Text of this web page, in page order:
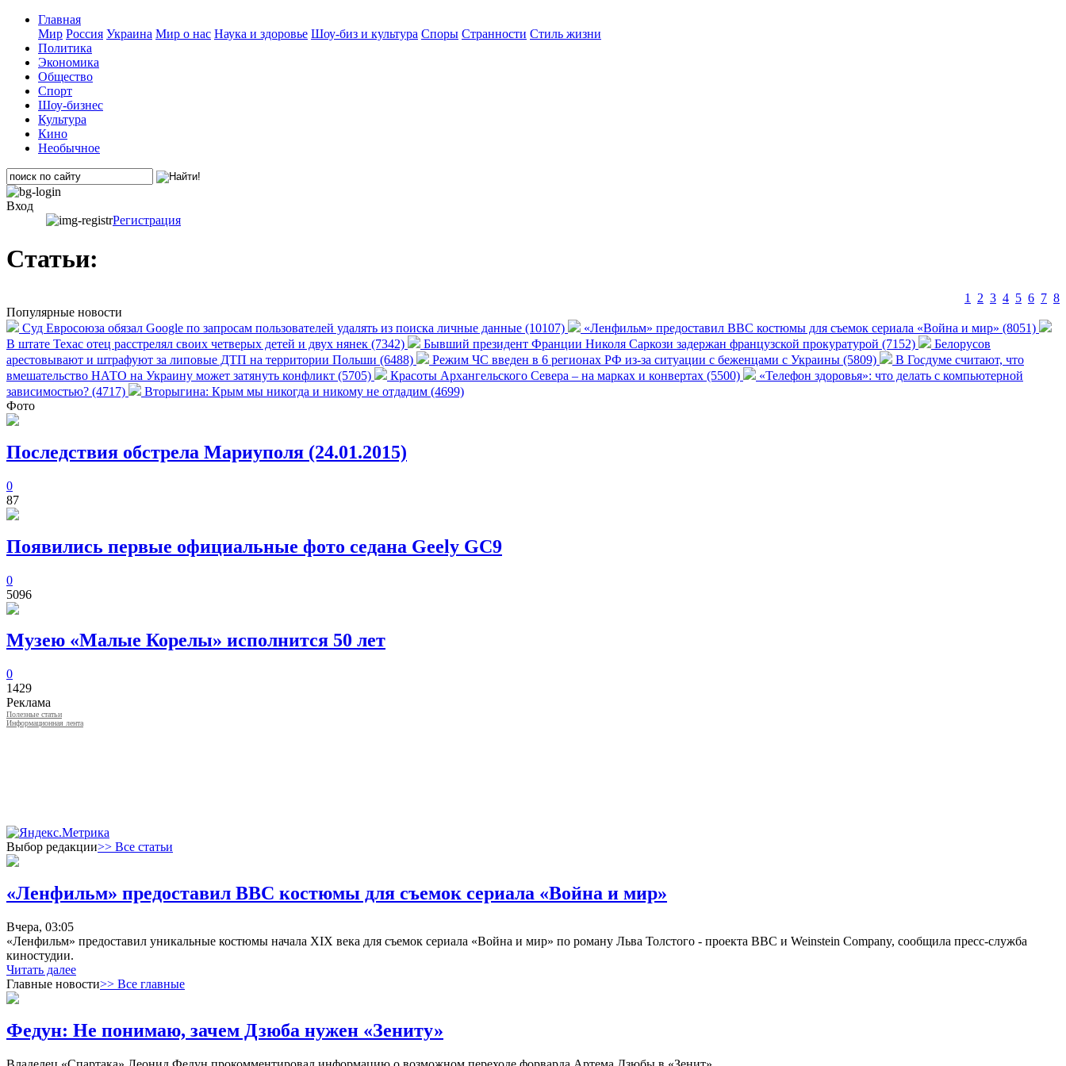
Главная
Мир Россия Украина Мир о нас Наука и здоровье Шоу-биз и культура Споры Странности Стиль жизни
Политика
Экономика
Общество
Спорт
Шоу-бизнес
Культура
Кино
Необычное
Вход
Регистрация
Статьи:
1 2 3 4 5 6 7 8
Популярные новости
Суд Евросоюза обязал Google по запросам пользователей удалять из поиска личные данные (10107)
«Ленфильм» предоставил ВВС костюмы для съемок сериала «Война и мир» (8051)
В штате Техас отец расстрелял своих четверых детей и двух нянек (7342)
Бывший президент Франции Николя Саркози задержан французской прокуратурой (7152)
Белорусов
арестовывают и штрафуют за липовые ДТП на территории Польши (6488)
Режим ЧС введен в 6 регионах РФ из-за ситуации с беженцами с Украины (5809)
В Госдуме считают, что
вмешательство НАТО на Украину может затянуть конфликт (5705)
Красоты Архангельского Севера – на марках и конвертах (5500)
«Телефон здоровья»: что делать с компьютерной
зависимостью? (4717)
Вторыгина: Крым мы никогда и никому не отдадим (4699)
Фото
Последствия обстрела Мариуполя (24.01.2015)
0
87
Появились первые официальные фото седана Geely GC9
0
5096
Музею «Малые Корелы» исполнится 50 лет
0
1429
Реклама
Полезные статьи
Информационная лента
Выбор редакции>> Все статьи
«Ленфильм» предоставил ВВС костюмы для съемок сериала «Война и мир»
Вчера, 03:05
«Ленфильм» предоставил уникальные костюмы начала XIX века для съемок сериала «Война и мир» по роману Льва Толстого - проекта BBC и Weinstein Company, сообщила пресс-служба
киностудии.
Читать далее
Главные новости>> Все главные
Федун: Не понимаю, зачем Дзюба нужен «Зениту»